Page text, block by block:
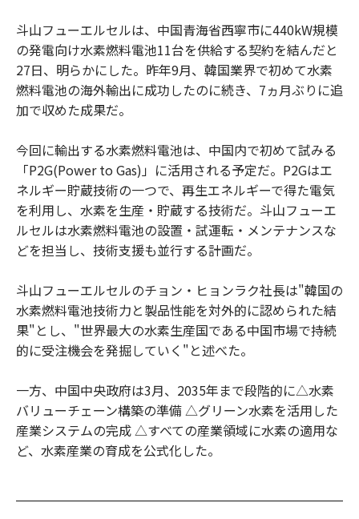
斗山フューエルセルは、中国青海省西寧市に440kW規模
の発電向け水素燃料電池11台を供給する契約を結んだと
27日、明らかにした。昨年9月、韓国業界で初めて水素
燃料電池の海外輸出に成功したのに続き、7ヵ月ぶりに追
加で収めた成果だ。
今回に輸出する水素燃料電池は、中国内で初めて試みる
「P2G(Power to Gas)」に活用される予定だ。P2Gはエ
ネルギー貯蔵技術の一つで、再生エネルギーで得た電気
を利用し、水素を生産・貯蔵する技術だ。斗山フューエ
ルセルは水素燃料電池の設置・試運転・メンテナンスな
どを担当し、技術支援も並行する計画だ。
斗山フューエルセルのチョン・ヒョンラク社長は"韓国の
水素燃料電池技術力と製品性能を対外的に認められた結
果"とし、"世界最大の水素生産国である中国市場で持続
的に受注機会を発掘していく"と述べた。
一方、中国中央政府は3月、2035年まで段階的に△水素
バリューチェーン構築の準備 △グリーン水素を活用した
産業システムの完成 △すべての産業領域に水素の適用な
ど、水素産業の育成を公式化した。